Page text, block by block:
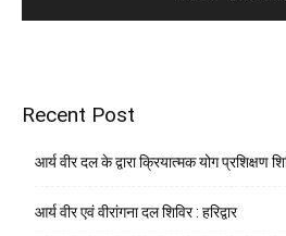
Recent Post
आर्य वीर दल के द्वारा क्रियात्मक योग प्रशिक्षण
आर्य वीर एवं वीरांगना दल शिविर : हरिद्वार